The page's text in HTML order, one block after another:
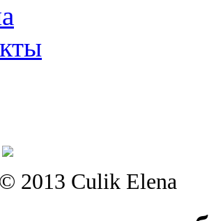
2013 Culik Elena